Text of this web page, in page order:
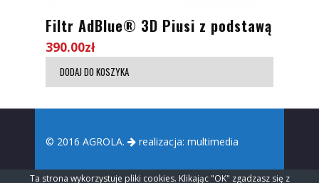
Filtr AdBlue® 3D Piusi z podstawą
390.00zł
DODAJ DO KOSZYKA
© 2016 AGROLA. realizacja: multimedia
Ta strona wykorzystuje pliki cookies. Klikając "OK" zgadzasz się z